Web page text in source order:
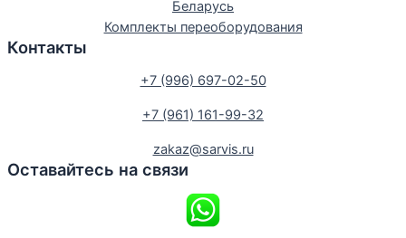
Беларусь
Комплекты переоборудования
Контакты
+7 (996) 697-02-50
+7 (961) 161-99-32
zakaz@sarvis.ru
Оставайтесь на связи